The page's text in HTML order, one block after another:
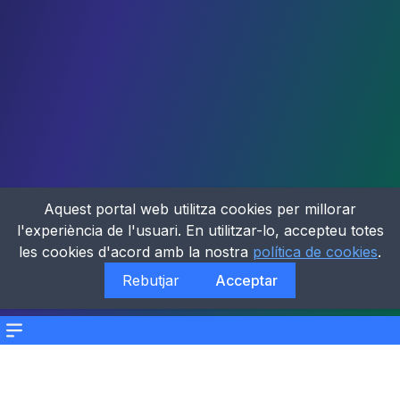
Menu
Aquest portal web utilitza cookies per millorar
l'experiència de l'usuari. En utilitzar-lo, accepteu totes
les cookies d'acord amb la nostra política de cookies.
Rebutjar
Acceptar